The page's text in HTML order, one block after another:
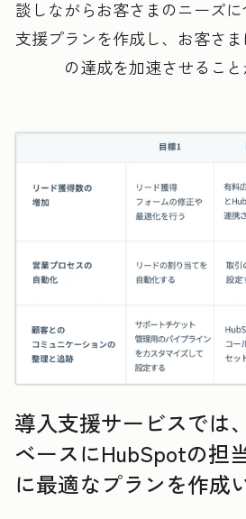
談しながらお客さまのニーズ
支援プランを作成し、お客さ
の達成を加速させること
導入支援サービスでは
ベースにHubSpotの担
に最適なプランを作成